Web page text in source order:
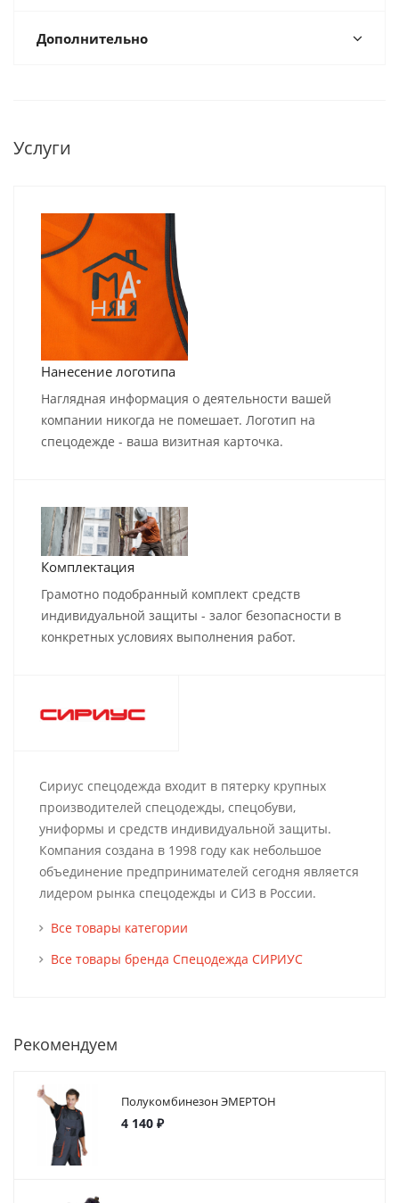
Дополнительно
Услуги
Нанесение логотипа
Наглядная информация о деятельности вашей
компании никогда не помешает. Логотип на
спецодежде - ваша визитная карточка.
Комплектация
Грамотно подобранный комплект средств
индивидуальной защиты - залог безопасности в
конкретных условиях выполнения работ.
Сириус спецодежда входит в пятерку крупных
производителей спецодежды, спецобуви,
униформы и средств индивидуальной защиты.
Компания создана в 1998 году как небольшое
объединение предпринимателей сегодня является
лидером рынка спецодежды и СИЗ в России.
Все товары категории
Все товары бренда Спецодежда СИРИУС
Рекомендуем
Полукомбинезон ЭМЕРТОН
4 140 ₽